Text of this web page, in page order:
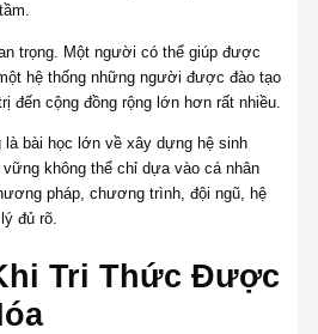
trọng. Một người có thể giúp được
hệ thống những người được đào tạo
đến cộng đồng rộng lớn hơn rất nhiều.
là bài học lớn về xây dựng hệ sinh
không thể chỉ dựa vào cá nhân
pháp, chương trình, đội ngũ, hệ
đủ rõ.
Tri Thức Được